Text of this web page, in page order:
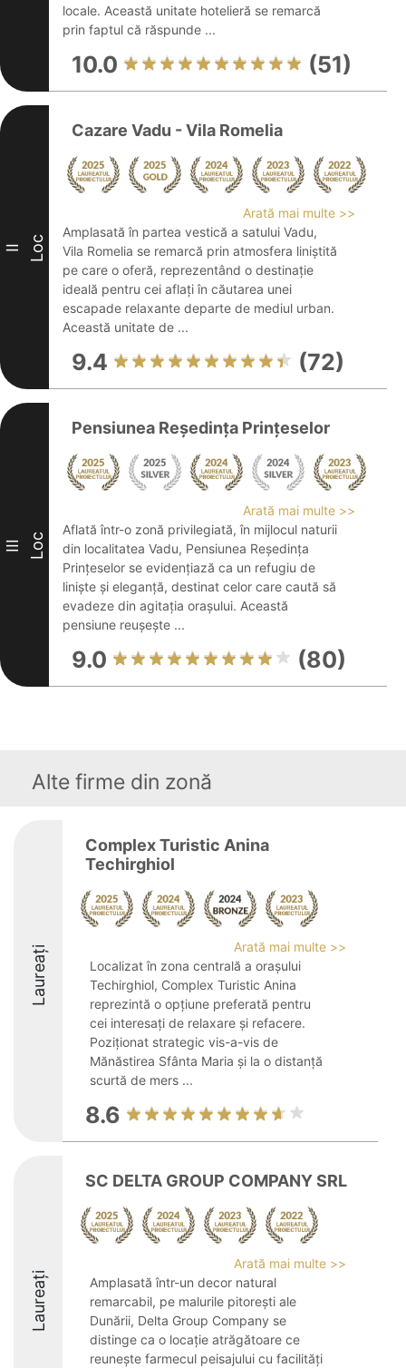
locale. Această unitate hotelieră se remarcă
prin faptul că răspunde ...
10.0 (51)
II Loc
Cazare Vadu - Vila Romelia
Arată mai multe >>
Amplasată în partea vestică a satului Vadu,
Vila Romelia se remarcă prin atmosfera liniștită
pe care o oferă, reprezentând o destinație
ideală pentru cei aflați în căutarea unei
escapade relaxante departe de mediul urban.
Această unitate de ...
9.4 (72)
III Loc
Pensiunea Reședința Prințeselor
Arată mai multe >>
Aflată într-o zonă privilegiată, în mijlocul naturii
din localitatea Vadu, Pensiunea Reședința
Prințeselor se evidențiază ca un refugiu de
liniște și eleganță, destinat celor care caută să
evadeze din agitația orașului. Această
pensiune reușește ...
9.0 (80)
Alte firme din zonă
Laureați
Complex Turistic Anina
Techirghiol
Arată mai multe >>
Localizat în zona centrală a orașului
Techirghiol, Complex Turistic Anina
reprezintă o opțiune preferată pentru
cei interesați de relaxare și refacere.
Poziționat strategic vis-a-vis de
Mănăstirea Sfânta Maria și la o distanță
scurtă de mers ...
8.6
Laureați
SC DELTA GROUP COMPANY SRL
Arată mai multe >>
Amplasată într-un decor natural
remarcabil, pe malurile pitorești ale
Dunării, Delta Group Company se
distinge ca o locație atrăgătoare ce
reunește farmecul peisajului cu facilități